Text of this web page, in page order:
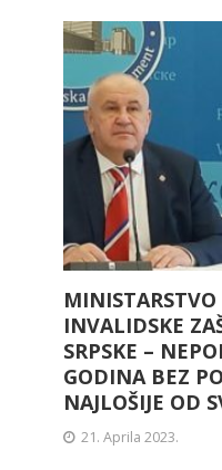
INVALIDSKE
SRPSKE –
GODINA BEZ
NAJLOŠIJE OD
21. Aprila 2023.